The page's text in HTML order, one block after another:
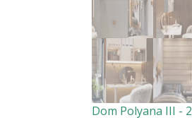
Dom Polyana III - 2